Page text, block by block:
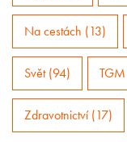
Na cestách (13)
Svět (94)
Zdravotnictví (17)